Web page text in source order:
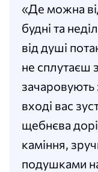
«Де можна
будні та
від душі
не сплутаєш
вході вас
щебнєва
каміння,
подушками